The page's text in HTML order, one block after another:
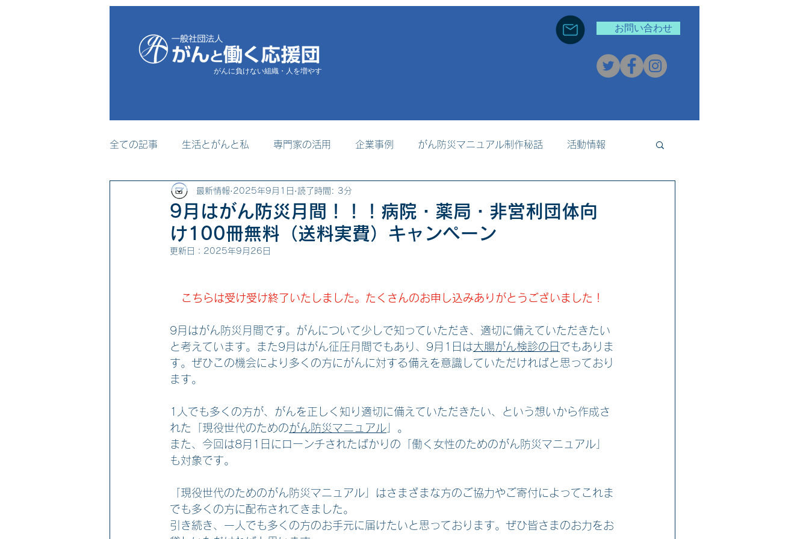
がんに負けない組織・人を増やす
お問い合わせ
全ての記事 生活とがんと私 専門家の活用 企業事例 がん防災マニュアル制作秘話 活動情報
プレスリリース メディア掲載 支援者養成プログラム
セミナー・研修事業
9月はがん防災月間！！！病院・薬局・非営利団体向
け100冊無料（送料実費）キャンペーン
最新情報 2025年9月1日 読了時間: 3分
更新日： 2025年9月26日
こちらは受け受け終了いたしました。たくさんのお申し込みありがとうございました！
9月はがん防災月間です。がんについて少しで知っていただき、適切に備えていただきたい
と考えています。また9月はがん征圧月間でもあり、9月1日は大腸がん検診の日 でもありま
す。ぜひこの機会により多くの方にがんに対する備えを意識していただければと思っており
ます。
1人でも多くの方が、がんを正しく知り適切に備えていただきたい、という想いから作成さ
れた「現役世代のためのがん防災マニュアル 」。
また、今回は8月1日にローンチされたばかりの「働く女性のためのがん防災マニュアル」
も対象です。
「現役世代のためのがん防災マニュアル」はさまざまな方のご協力やご寄付によってこれま
でも多くの方に配布されてきました。
引き続き、一人でも多くの方のお手元に届けたいと思っております。ぜひ皆さまのお力をお